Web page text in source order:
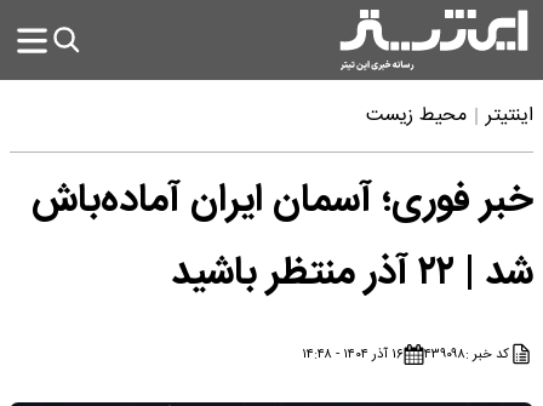
اینتیتر محیط زیست
خبر فوری؛ آسمان ایران آماده‌باش
شد | ۲۲ آذر منتظر باشید
کد خبر :۴۳۹۰۹۸ ۱۶ آذر ۱۴۰۴ - ۱۴:۴۸